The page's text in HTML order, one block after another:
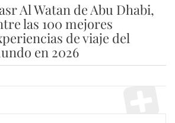
Al Watan de Abu Dhabi,
las 100 mejores
de viaje del
en 2026